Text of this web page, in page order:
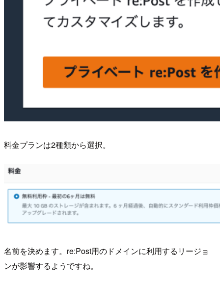
料金プランは2種類から選択。
名前を決めます。re:Post用のドメインに利用するリージョ
ンが影響するようですね。